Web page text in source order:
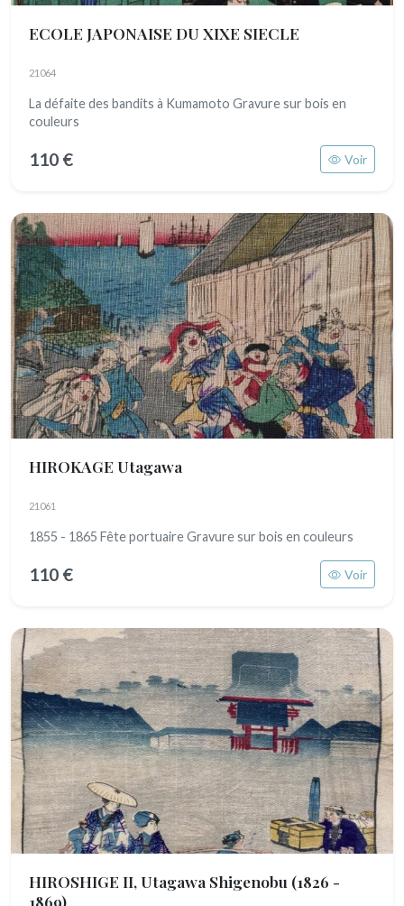
ECOLE JAPONAISE DU XIXE SIECLE
21064
La défaite des bandits à Kumamoto Gravure sur bois en
couleurs
110 € Voir
HIROKAGE Utagawa
21061
1855 - 1865 Fête portuaire Gravure sur bois en couleurs
110 € Voir
HIROSHIGE II, Utagawa Shigenobu (1826 -
1869)